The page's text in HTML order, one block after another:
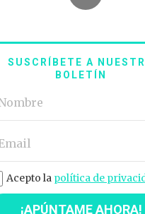
SUSCRÍBETE A
BOLETÍN
Acepto la política de